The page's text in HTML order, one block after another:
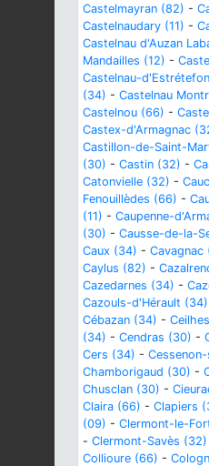
Castelmayran (82) -
Castelnaudary (11) -
Castelnau d'Auzan
Mandailles (12) -
Castelnau-
(34) - Castelnau
Castelnou (66) -
Castex-d'Armagnac
Castillon-de-Saint-
(30) - Castin (32) -
Catonvielle (32) -
Fenouillèdes (66) -
(11) - Caupenne-
(30) - Causse-de-la-
Caux (34) - Cavagnac
Caylus (82) -
Cazedarnes (34) -
Cazouls-d'Hérault (34)
Cébazan (34) -
(34) - Cendras (30) -
Cers (34) -
Chamborigaud (30) -
Chusclan (30) -
Claira (66) - Clapiers
(09) - Clermont-le-
- Clermont-Savès (32)
Collioure (66) -